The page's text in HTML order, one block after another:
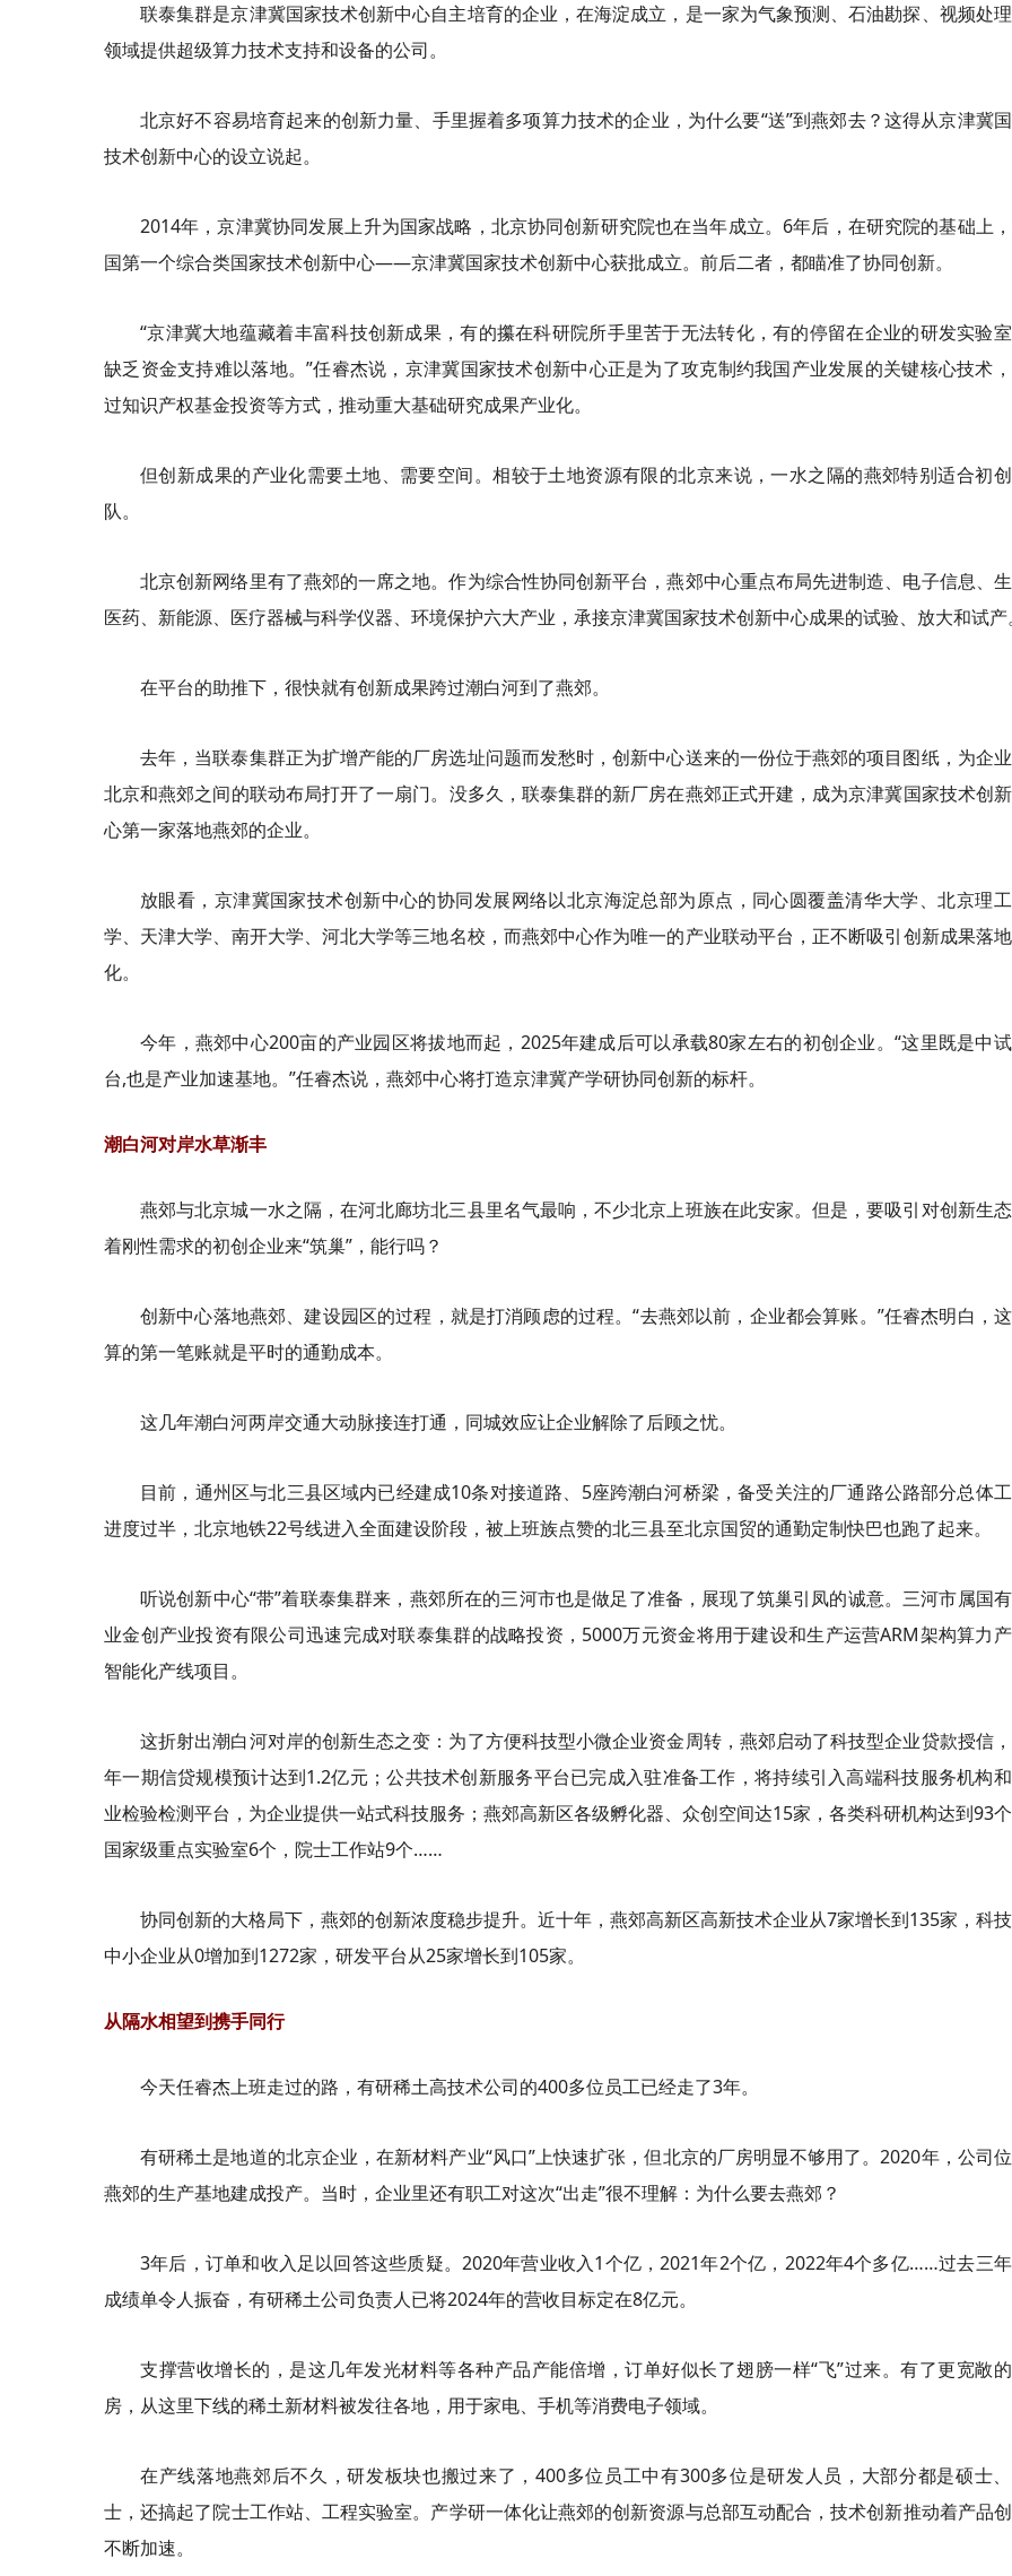
联泰集群是京津冀国家技术创新中心自主培育的企业，在海淀成立，是一家为气象预测、石油勘探、视频处
领域提供超级算力技术支持和设备的公司。
北京好不容易培育起来的创新力量、手里握着多项算力技术的企业，为什么要“送”到燕郊去？这得从京津冀
技术创新中心的设立说起。
2014年，京津冀协同发展上升为国家战略，北京协同创新研究院也在当年成立。6年后，在研究院的基础上
国第一个综合类国家技术创新中心——京津冀国家技术创新中心获批成立。前后二者，都瞄准了协同创新。
“京津冀大地蕴藏着丰富科技创新成果，有的攥在科研院所手里苦于无法转化，有的停留在企业的研发实验
缺乏资金支持难以落地。”任睿杰说，京津冀国家技术创新中心正是为了攻克制约我国产业发展的关键核心技术
过知识产权基金投资等方式，推动重大基础研究成果产业化。
但创新成果的产业化需要土地、需要空间。相较于土地资源有限的北京来说，一水之隔的燕郊特别适合初
队。
北京创新网络里有了燕郊的一席之地。作为综合性协同创新平台，燕郊中心重点布局先进制造、电子信息、
医药、新能源、医疗器械与科学仪器、环境保护六大产业，承接京津冀国家技术创新中心成果的试验、放大和试产。
在平台的助推下，很快就有创新成果跨过潮白河到了燕郊。
去年，当联泰集群正为扩增产能的厂房选址问题而发愁时，创新中心送来的一份位于燕郊的项目图纸，为企
北京和燕郊之间的联动布局打开了一扇门。没多久，联泰集群的新厂房在燕郊正式开建，成为京津冀国家技术创
心第一家落地燕郊的企业。
放眼看，京津冀国家技术创新中心的协同发展网络以北京海淀总部为原点，同心圆覆盖清华大学、北京理
学、天津大学、南开大学、河北大学等三地名校，而燕郊中心作为唯一的产业联动平台，正不断吸引创新成果落
化。
今年，燕郊中心200亩的产业园区将拔地而起，2025年建成后可以承载80家左右的初创企业。“这里既是中
台,也是产业加速基地。”任睿杰说，燕郊中心将打造京津冀产学研协同创新的标杆。
潮白河对岸水草渐丰
燕郊与北京城一水之隔，在河北廊坊北三县里名气最响，不少北京上班族在此安家。但是，要吸引对创新生
着刚性需求的初创企业来“筑巢”，能行吗？
创新中心落地燕郊、建设园区的过程，就是打消顾虑的过程。“去燕郊以前，企业都会算账。”任睿杰明白，
算的第一笔账就是平时的通勤成本。
这几年潮白河两岸交通大动脉接连打通，同城效应让企业解除了后顾之忧。
目前，通州区与北三县区域内已经建成10条对接道路、5座跨潮白河桥梁，备受关注的厂通路公路部分总体
进度过半，北京地铁22号线进入全面建设阶段，被上班族点赞的北三县至北京国贸的通勤定制快巴也跑了起来。
听说创新中心“带”着联泰集群来，燕郊所在的三河市也是做足了准备，展现了筑巢引凤的诚意。三河市属国
业金创产业投资有限公司迅速完成对联泰集群的战略投资，5000万元资金将用于建设和生产运营ARM架构算力
智能化产线项目。
这折射出潮白河对岸的创新生态之变：为了方便科技型小微企业资金周转，燕郊启动了科技型企业贷款授信
年一期信贷规模预计达到1.2亿元；公共技术创新服务平台已完成入驻准备工作，将持续引入高端科技服务机构
业检验检测平台，为企业提供一站式科技服务；燕郊高新区各级孵化器、众创空间达15家，各类科研机构达到93个
国家级重点实验室6个，院士工作站9个……
协同创新的大格局下，燕郊的创新浓度稳步提升。近十年，燕郊高新区高新技术企业从7家增长到135家，科
中小企业从0增加到1272家，研发平台从25家增长到105家。
从隔水相望到携手同行
今天任睿杰上班走过的路，有研稀土高技术公司的400多位员工已经走了3年。
有研稀土是地道的北京企业，在新材料产业“风口”上快速扩张，但北京的厂房明显不够用了。2020年，公司
燕郊的生产基地建成投产。当时，企业里还有职工对这次“出走”很不理解：为什么要去燕郊？
3年后，订单和收入足以回答这些质疑。2020年营业收入1个亿，2021年2个亿，2022年4个多亿……过去三
成绩单令人振奋，有研稀土公司负责人已将2024年的营收目标定在8亿元。
支撑营收增长的，是这几年发光材料等各种产品产能倍增，订单好似长了翅膀一样“飞”过来。有了更宽敞
房，从这里下线的稀土新材料被发往各地，用于家电、手机等消费电子领域。
在产线落地燕郊后不久，研发板块也搬过来了，400多位员工中有300多位是研发人员，大部分都是硕士
士，还搞起了院士工作站、工程实验室。产学研一体化让燕郊的创新资源与总部互动配合，技术创新推动着产品
不断加速。